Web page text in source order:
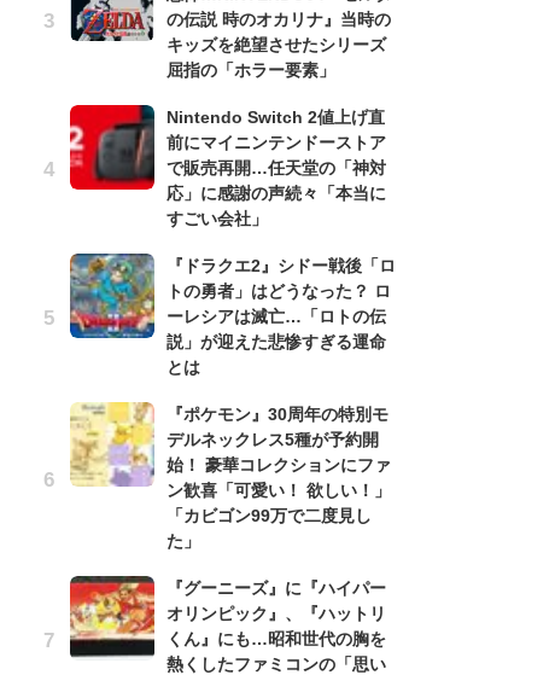
の伝説 時のオカリナ』当時の
キッズを絶望させたシリーズ
屈指の「ホラー要素」
Nintendo Switch 2値上げ直
前にマイニンテンドーストア
で販売再開…任天堂の「神対
応」に感謝の声続々「本当に
すごい会社」
『ドラクエ2』シドー戦後「ロ
トの勇者」はどうなった？ ロ
ーレシアは滅亡…「ロトの伝
説」が迎えた悲惨すぎる運命
とは
『ポケモン』30周年の特別モ
デルネックレス5種が予約開
始！ 豪華コレクションにファ
ン歓喜「可愛い！ 欲しい！」
「カビゴン99万で二度見し
た」
『グーニーズ』に『ハイパー
オリンピック』、『ハットリ
くん』にも…昭和世代の胸を
熱くしたファミコンの「思い